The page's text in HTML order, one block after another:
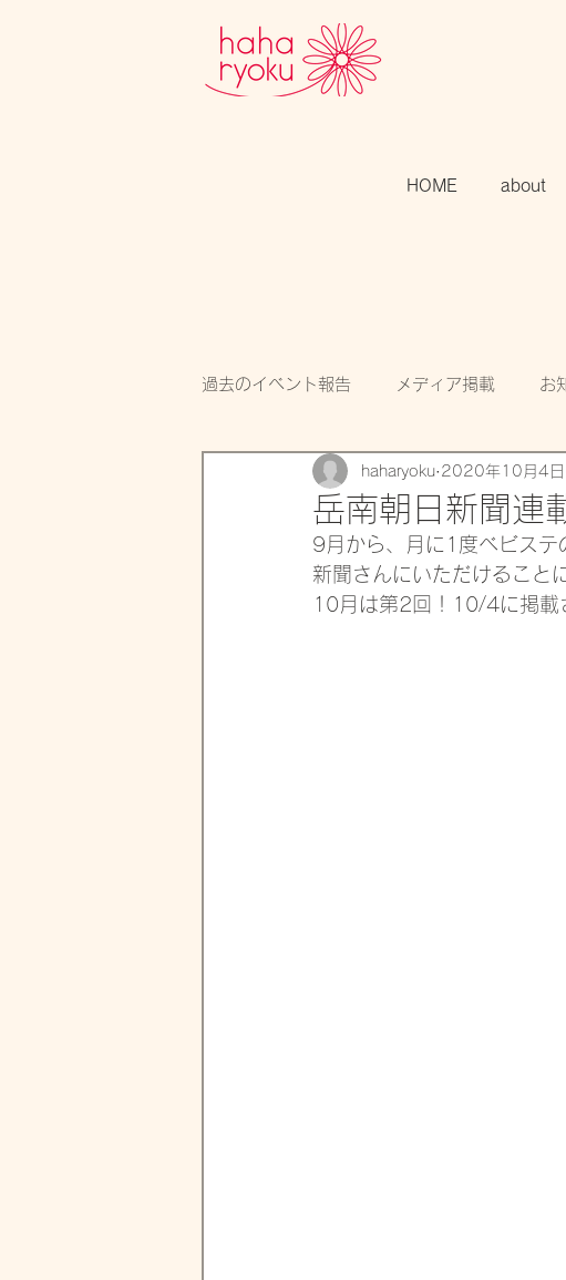
HOME about
過去のイベント報告 メディア掲載 お
スタッフのつぶやき 開催告知
岳南朝日新聞
haharyoku 2020年10月4日
9月から、月に1度ベビステ
新聞さんにいただけること
10月は第2回！10/4に掲載